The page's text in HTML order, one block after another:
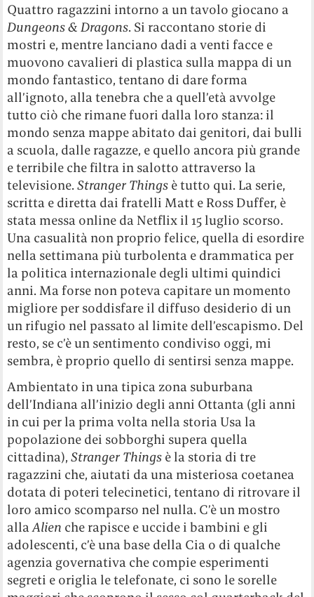
Quattro ragazzini intorno a un tavolo giocano a
Dungeons & Dragons. Si raccontano storie di
mostri e, mentre lanciano dadi a venti facce e
muovono cavalieri di plastica sulla mappa di un
mondo fantastico, tentano di dare forma
all’ignoto, alla tenebra che a quell’età avvolge
tutto ciò che rimane fuori dalla loro stanza: il
mondo senza mappe abitato dai genitori, dai bulli
a scuola, dalle ragazze, e quello ancora più grande
e terribile che filtra in salotto attraverso la
televisione.Stranger Things è tutto qui. La serie,
scritta e diretta dai fratelli Matt e Ross Duffer, è
stata messa online da Netflix il 15 luglio scorso.
Una casualità non proprio felice, quella di esordire
nella settimana più turbolenta e drammatica per
la politica internazionale degli ultimi quindici
anni. Ma forse non poteva capitare un momento
migliore per soddisfare il diffuso desiderio di un
un rifugio nel passato al limite dell’escapismo. Del
resto, se c’è un sentimento condiviso oggi, mi
sembra, è proprio quello di sentirsi senza mappe.
Ambientato in una tipica zona suburbana
dell’Indiana all’inizio degli anni Ottanta (gli anni
in cui per la prima volta nella storia Usa la
popolazione dei sobborghi supera quella
cittadina),Stranger Things è la storia di tre
ragazzini che, aiutati da una misteriosa coetanea
dotata di poteri telecinetici, tentano di ritrovare il
loro amico scomparso nel nulla. C’è un mostro
allaAlien che rapisce e uccide i bambini e gli
adolescenti, c’è una base della Cia o di qualche
agenzia governativa che compie esperimenti
segreti e origlia le telefonate, ci sono le sorelle